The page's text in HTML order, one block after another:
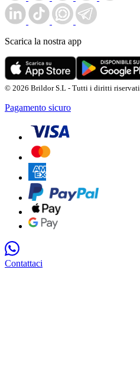
Scarica la nostra app
© 2026 Brildor S.L - Tutti i diritti riservati
Pagamento sicuro
Contattaci